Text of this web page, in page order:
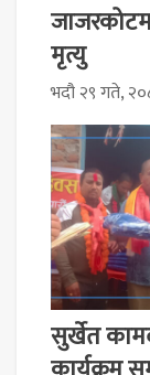
मृत्यु
भदौ २९ गते,
सुर्खेत